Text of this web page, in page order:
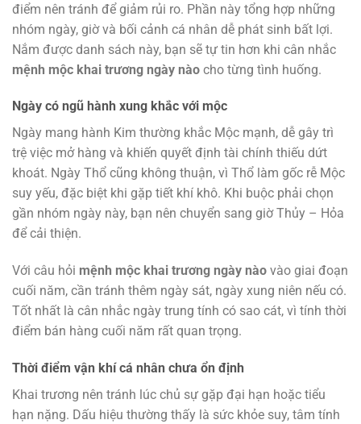
điểm nên tránh để giảm rủi ro. Phần này tổng hợp những
nhóm ngày, giờ và bối cảnh cá nhân dễ phát sinh bất lợi.
Nắm được danh sách này, bạn sẽ tự tin hơn khi cân nhắc
mệnh mộc khai trương ngày nào cho từng tình huống.
Ngày có ngũ hành xung khắc với mộc
Ngày mang hành Kim thường khắc Mộc mạnh, dễ gây trì
trệ việc mở hàng và khiến quyết định tài chính thiếu dứt
khoát. Ngày Thổ cũng không thuận, vì Thổ làm gốc rễ Mộc
suy yếu, đặc biệt khi gặp tiết khí khô. Khi buộc phải chọn
gần nhóm ngày này, bạn nên chuyển sang giờ Thủy – Hỏa
để cải thiện.
Với câu hỏi mệnh mộc khai trương ngày nào vào giai đoạn
cuối năm, cần tránh thêm ngày sát, ngày xung niên nếu có.
Tốt nhất là cân nhắc ngày trung tính có sao cát, vì tính thời
điểm bán hàng cuối năm rất quan trọng.
Thời điểm vận khí cá nhân chưa ổn định
Khai trương nên tránh lúc chủ sự gặp đại hạn hoặc tiểu
hạn nặng. Dấu hiệu thường thấy là sức khỏe suy, tâm tính